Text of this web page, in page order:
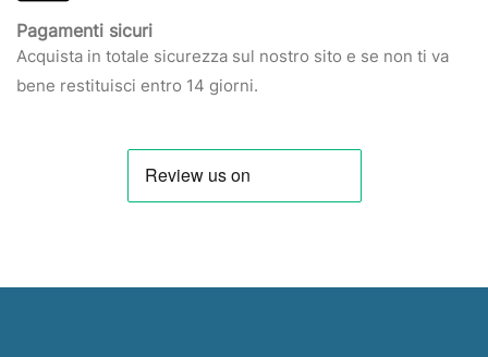
Pagamenti sicuri
Acquista in totale sicurezza sul nostro sito e se non ti va
bene restituisci entro 14 giorni.